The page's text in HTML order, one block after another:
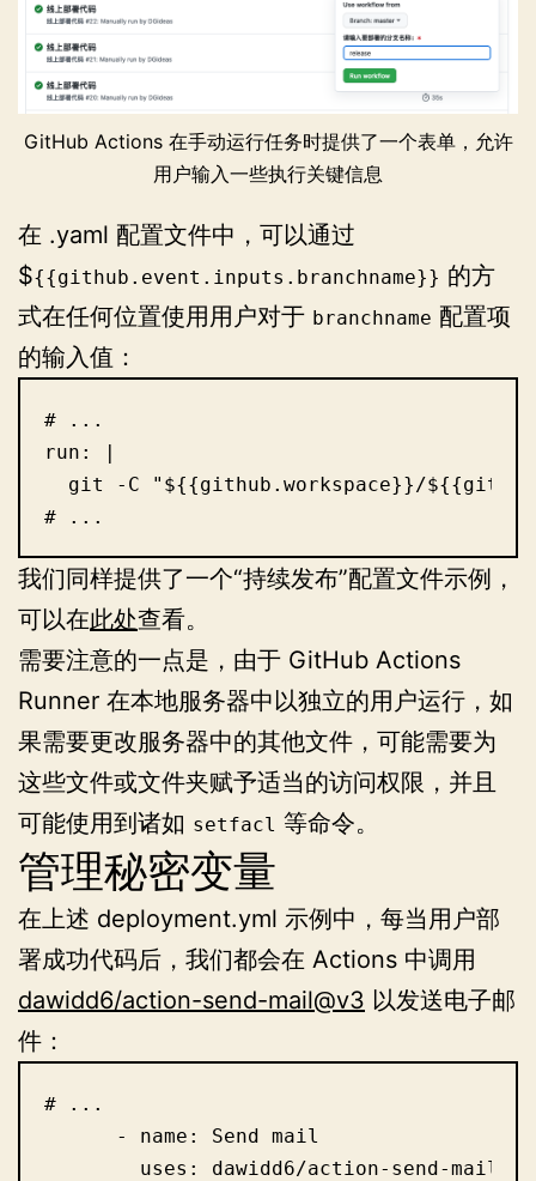
GitHub Actions 在手动运行任务时提供了一个表单，允许
用户输入一些执行关键信息
在 .yaml 配置文件中，可以通过
${{github.event.inputs.branchname}} 的方
式在任何位置使用用户对于 branchname 配置项
的输入值：
# ...
run: |
git -C "${{github.workspace}}/
# ...
我们同样提供了一个“持续发布”配置文件示例，
可以在此处查看。
需要注意的一点是，由于 GitHub Actions
Runner 在本地服务器中以独立的用户运行，如
果需要更改服务器中的其他文件，可能需要为
这些文件或文件夹赋予适当的访问权限，并且
可能使用到诸如 setfacl 等命令。
管理秘密变量
在上述 deployment.yml 示例中，每当用户部
署成功代码后，我们都会在 Actions 中调用
dawidd6/action-send-mail@v3 以发送电子邮
件：
# ...
      - name: Send mail
        uses: dawidd6/action-send-mail@v3